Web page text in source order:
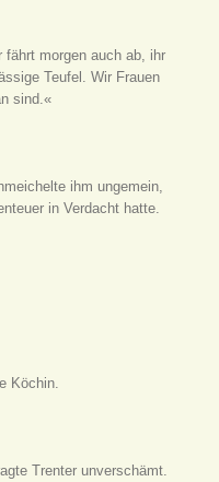
morgen auch ab, ihr
Teufel. Wir Frauen
sind.«
ihm ungemein,
in Verdacht hatte.
Köchin.
Trenter unverschämt.